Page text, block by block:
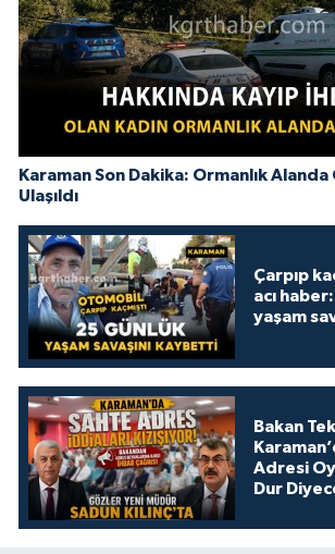
Karaman Son Dakika: Ormanlık Alanda
Ulaşıldı
Çarpıp
acı
yaşam
Bakan
Adresi
Dur